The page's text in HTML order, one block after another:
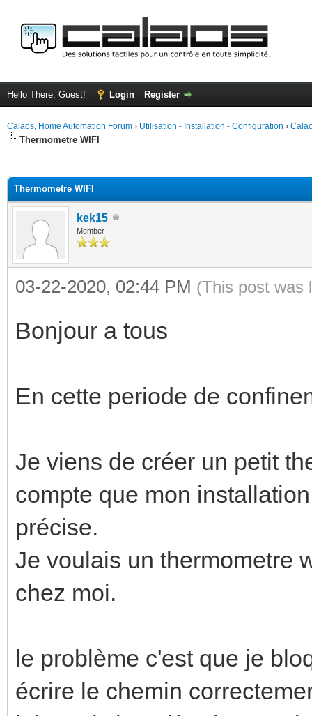
Hello There, Guest! Login Register
Calaos, Home Automation Forum › Utilisation - Installation - Configuration ›
Thermometre WIFI
Thermometre WIFI
kek15
Member
03-22-2020, 02:44 PM (This post was
Bonjour a tous
En cette periode de
Je viens de créer un petit
compte que mon
précise.
Je voulais un thermometre
chez moi.
le problème c'est que je
écrire le chemin